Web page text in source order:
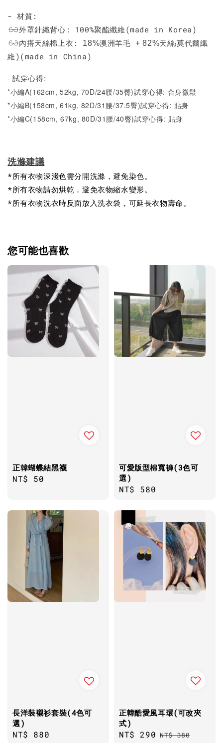
- 材質:
外罩針織背心: 100%聚酯纖維(made in Korea)
內搭天絲棉上衣:
18%澳洲羊毛+ 82%天絲(莫代爾纖
維)(made in China)
- 試穿心得:
*小編A(162cm, 52kg, 70D/24腰/35臀)試穿心得: 合身微鬆
*小編B(158cm, 61kg, 82D/31腰/37.5臀)試穿心得: 貼身
*小編C(158cm, 67kg, 80D/31腰/40臀)試穿心得: 貼身
洗滌建議
*所有衣物深淺色需分開洗滌，避免染色。
*所有衣物請勿烘乾，避免衣物縮水變形。
*所有衣物洗衣時反面放入洗衣袋，可延長衣物壽命。
您可能也喜歡
正韓蝴蝶結黑襪
Regular
NT$ 50
可愛版型棉寬褲(3色可
選)
Regular
NT$ 580
長洋裝襯衫套裝(4色可
選)
Regular
NT$ 880
正韓酷愛風耳環(可改夾
式)
Sale
NT$ 290 Regular
NT$ 380